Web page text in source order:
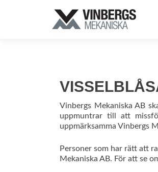
Vinbergs Mekaniska AB
uppmuntrar till att
uppmärksamma Vinbergs
Personer som har rätt att
Mekaniska AB. För att se